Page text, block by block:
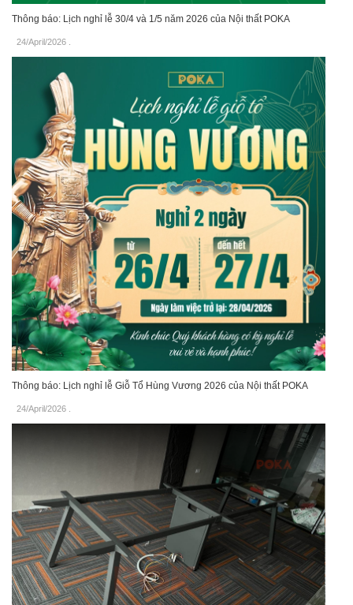
Thông báo: Lịch nghỉ lễ 30/4 và 1/5 năm 2026 của Nội thất POKA
24/April/2026
Thông báo: Lịch nghỉ lễ Giỗ Tổ Hùng Vương 2026 của Nội thất POKA
24/April/2026